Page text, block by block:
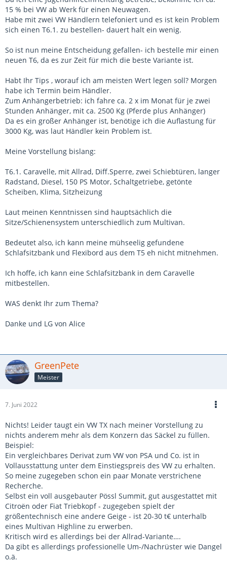
15 % bei VW ab Werk für einen Neuwagen.
Habe mit zwei VW Händlern telefoniert und es ist kein Problem
sich einen T6.1. zu bestellen- dauert halt ein wenig.
So ist nun meine Entscheidung gefallen- ich bestelle mir einen
neuen T6, da es zur Zeit für mich die beste Variante ist.
Habt Ihr Tips , worauf ich am meisten Wert legen soll? Morgen
habe ich Termin beim Händler.
Zum Anhängerbetrieb: ich fahre ca. 2 x im Monat für je zwei
Stunden Anhänger, mit ca. 2500 Kg (Pferde plus Anhänger)
Da es ein großer Anhänger ist, benötige ich die Auflastung für
3000 Kg, was laut Händler kein Problem ist.
Meine Vorstellung bislang:
T6.1. Caravelle, mit Allrad, Diff.Sperre, zwei Schiebtüren, langer
Radstand, Diesel, 150 PS Motor, Schaltgetriebe, getönte
Scheiben, Klima, Sitzheizung
Laut meinen Kenntnissen sind hauptsächlich die
Sitze/Schienensystem unterschiedlich zum Multivan.
Bedeutet also, ich kann meine mühseelig gefundene
Schlafsitzbank und Flexibord aus dem T5 eh nicht mitnehmen.
Ich hoffe, ich kann eine Schlafsitzbank in dem Caravelle
mitbestellen.
WAS denkt Ihr zum Thema?
Danke und LG von Alice
GreenPete
Meister
7. Juni 2022
Nichts! Leider taugt ein VW TX nach meiner Vorstellung zu
nichts anderem mehr als dem Konzern das Säckel zu füllen.
Beispiel:
Ein vergleichbares Derivat zum VW von PSA und Co. ist in
Vollausstattung unter dem Einstiegspreis des VW zu erhalten.
So meine zugegeben schon ein paar Monate verstrichene
Recherche.
Selbst ein voll ausgebauter Pössl Summit, gut ausgestattet mit
Citroën oder Fiat Triebkopf - zugegeben spielt der
größentechnisch eine andere Geige - ist 20-30 t€ unterhalb
eines Multivan Highline zu erwerben.
Kritisch wird es allerdings bei der Allrad-Variante….
Da gibt es allerdings professionelle Um-/Nachrüster wie Dangel
o.ä.